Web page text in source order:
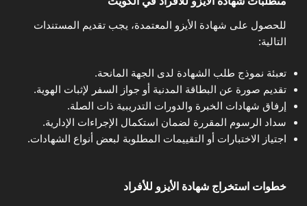
للحصول على شهادة الأيزو المعتمدة، يجب تقديم المستندات
التالية:
تعبئة نموذج طلب الشهادة لدى الجهة المانحة.
تقديم صورة عن البطاقة المدنية أو جواز السفر لإثبات الهوية.
إرفاق شهادات الخبرة والدورات التدريبية ذات الصلة.
سداد الرسوم المقررة لضمان استكمال الإجراءات الإدارية.
اجتياز الاختبارات أو التقييمات المطلوبة لبعض أنواع الشهادات.
خطوات استخراج شهادة الأيزو للأفراد